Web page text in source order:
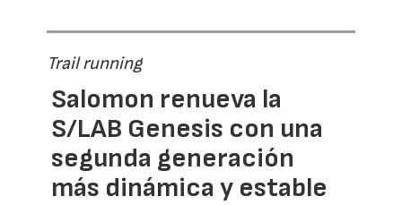
Trail running
Salomon renueva la
S/LAB Genesis con una
segunda generación
más dinámica y estable